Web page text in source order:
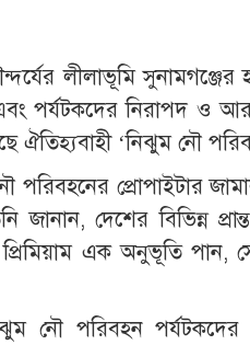
লীলাভূমি
পর্যটকদের নিরাপদ ও
ঐতিহ্যবাহী ‘নিঝুম নৌ
পরিবহনের প্রোপাইটার
দেশের বিভিন্ন
প্রিমিয়াম এক অনুভূতি পান,
নৌ পরিবহন পর্যটকদের